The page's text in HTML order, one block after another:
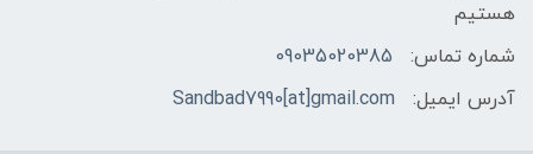
هستیم
شماره تماس:
09035020385
آدرس ایمیل:
Sandbad7990[at]gmail.com